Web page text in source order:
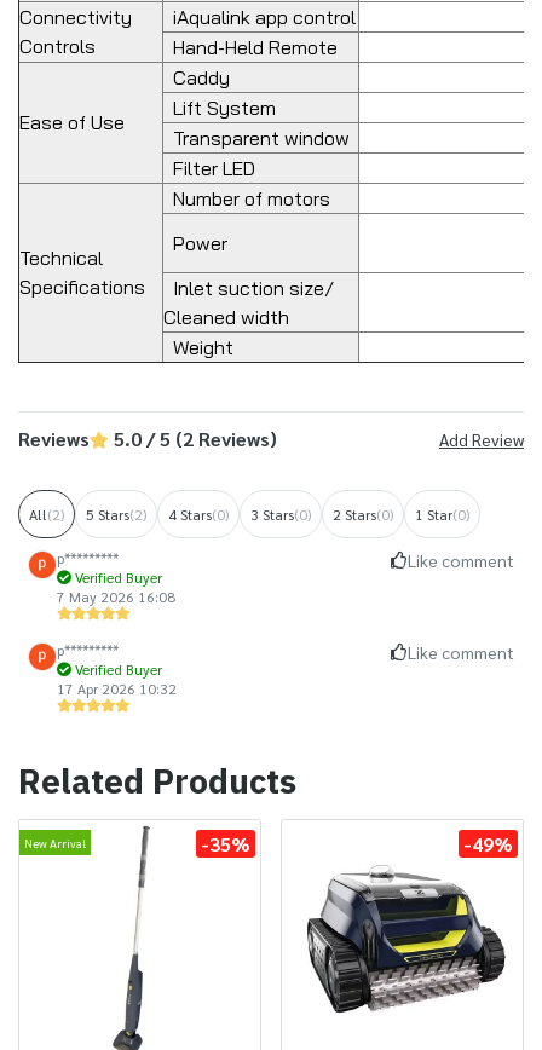
Connectivity
Controls
iAqualink app control
Hand-Held Remote
Ease of Use
Caddy
Lift System
Transparent window
Filter LED
Technical
Specifications
Number of motors
Power
Inlet suction size/
Cleaned width
Weight
Reviews 5.0 / 5 (2 Reviews) Add Review
All(2) 5 Stars(2) 4 Stars(0) 3 Stars(0) 2 Stars(0) 1 Star(0)
p*********
Verified Buyer
7 May 2026 16:08
Like comment
p*********
Verified Buyer
17 Apr 2026 10:32
Like comment
Related Products
New Arrival -35% -49%